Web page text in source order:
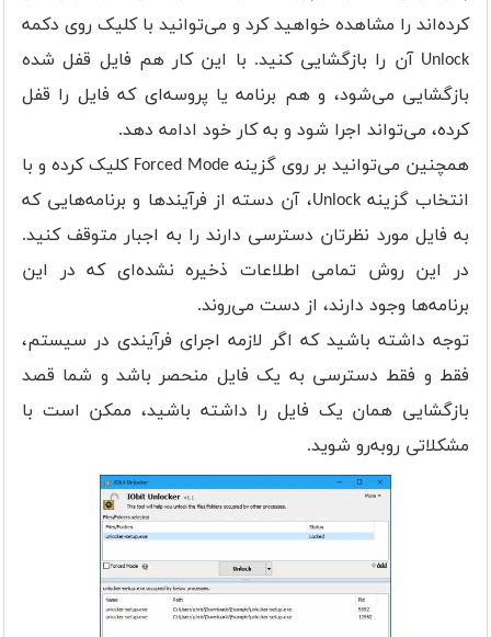
کرده‌اند را مشاهده خواهید کرد و می‌توانید با کلیک روی دکمه
Unlock آن را بازگشایی کنید. با این کار هم فایل قفل شده
بازگشایی می‌شود، و هم برنامه یا پروسه‌ای که فایل را قفل
کرده، می‌تواند اجرا شود و به کار خود ادامه دهد.
همچنین می‌توانید بر روی گزینه Forced Mode کلیک کرده و با
انتخاب گزینه Unlock، آن دسته از فرآیندها و برنامه‌هایی که
به فایل مورد نظرتان دسترسی دارند را به اجبار متوقف کنید.
در این روش تمامی اطلاعات ذخیره نشده‌ای که در این
برنامه‌ها وجود دارند، از دست می‌روند.
توجه داشته باشید که اگر لازمه اجرای فرآیندی در سیستم،
فقط و فقط دسترسی به یک فایل منحصر باشد و شما قصد
بازگشایی همان یک فایل را داشته باشید، ممکن است با
مشکلاتی روبه‌رو شوید.